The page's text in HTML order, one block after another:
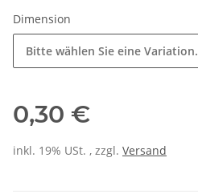
Dimension
Bitte wählen Sie eine Variation.
0,30 €
inkl. 19% USt. , zzgl. Versand